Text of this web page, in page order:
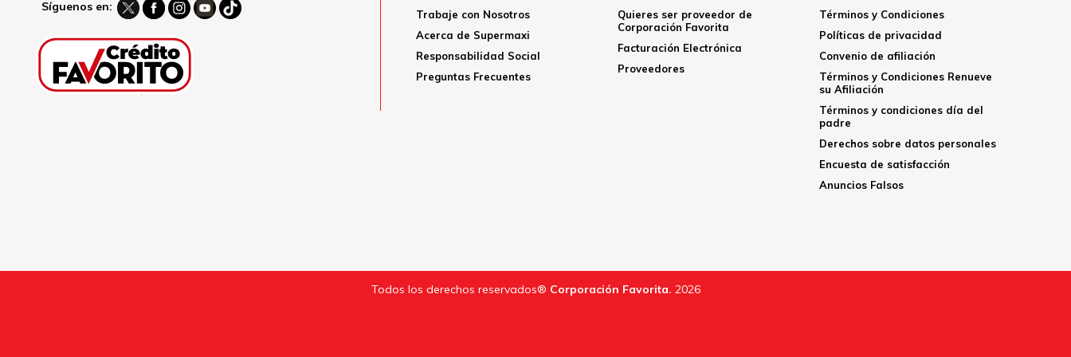
Síguenos en:
Trabaje con Nosotros
Acerca de Supermaxi
Responsabilidad Social
Preguntas Frecuentes
Quieres ser proveedor de
Corporación Favorita
Facturación Electrónica
Proveedores
Términos y Condiciones
Políticas de privacidad
Convenio de afiliación
Términos y Condiciones Renueve
su Afiliación
Términos y condiciones día del
padre
Derechos sobre datos personales
Encuesta de satisfacción
Anuncios Falsos
Todos los derechos reservados® Corporación Favorita. 2026